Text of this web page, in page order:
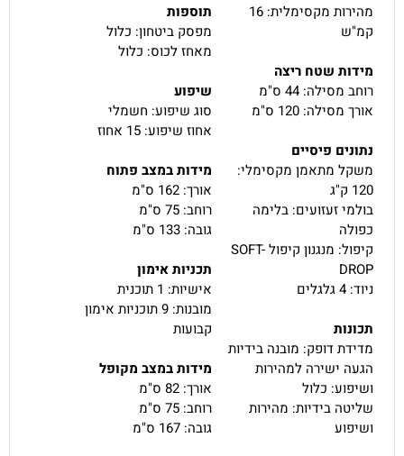
מהירות מקסימלית: 16
קמ"ש
מידות שטח ריצה
רוחב מסילה: 44 ס"מ
אורך מסילה: 120 ס"מ
נתונים פיסיים
משקל מתאמן מקסימלי:
120 ק"ג
בולמי זעזועים: בלימה
כפולה
קיפול: מנגנון קיפול SOFT-
DROP
ניוד: 4 גלגלים
תכונות
מדידת דופק: מובנה בידיות
הגעה ישירה למהירות
ושיפוע: כלול
שליטה בידיות: מהירות
ושיפוע
תוספות
מפסק ביטחון: כלול
מאחז לכוס: כלול
שיפוע
סוג שיפוע: חשמלי
אחוז שיפוע: 15 אחוז
מידות במצב פתוח
אורך: 162 ס"מ
רוחב: 75 ס"מ
גובה: 133 ס"מ
תכניות אימון
אישיות: 1 תוכנית
מובנות: 9 תוכניות אימון
קבועות
מידות במצב מקופל
אורך: 82 ס"מ
רוחב: 75 ס"מ
גובה: 167 ס"מ